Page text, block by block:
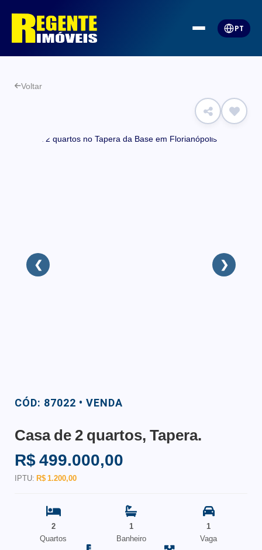
PT
Voltar
❮ ❯
CÓD: 87022 • VENDA
Casa de 2 quartos, Tapera.
R$ 499.000,00
IPTU: R$ 1.200,00
2
Quartos
1
Banheiro
1
Vaga